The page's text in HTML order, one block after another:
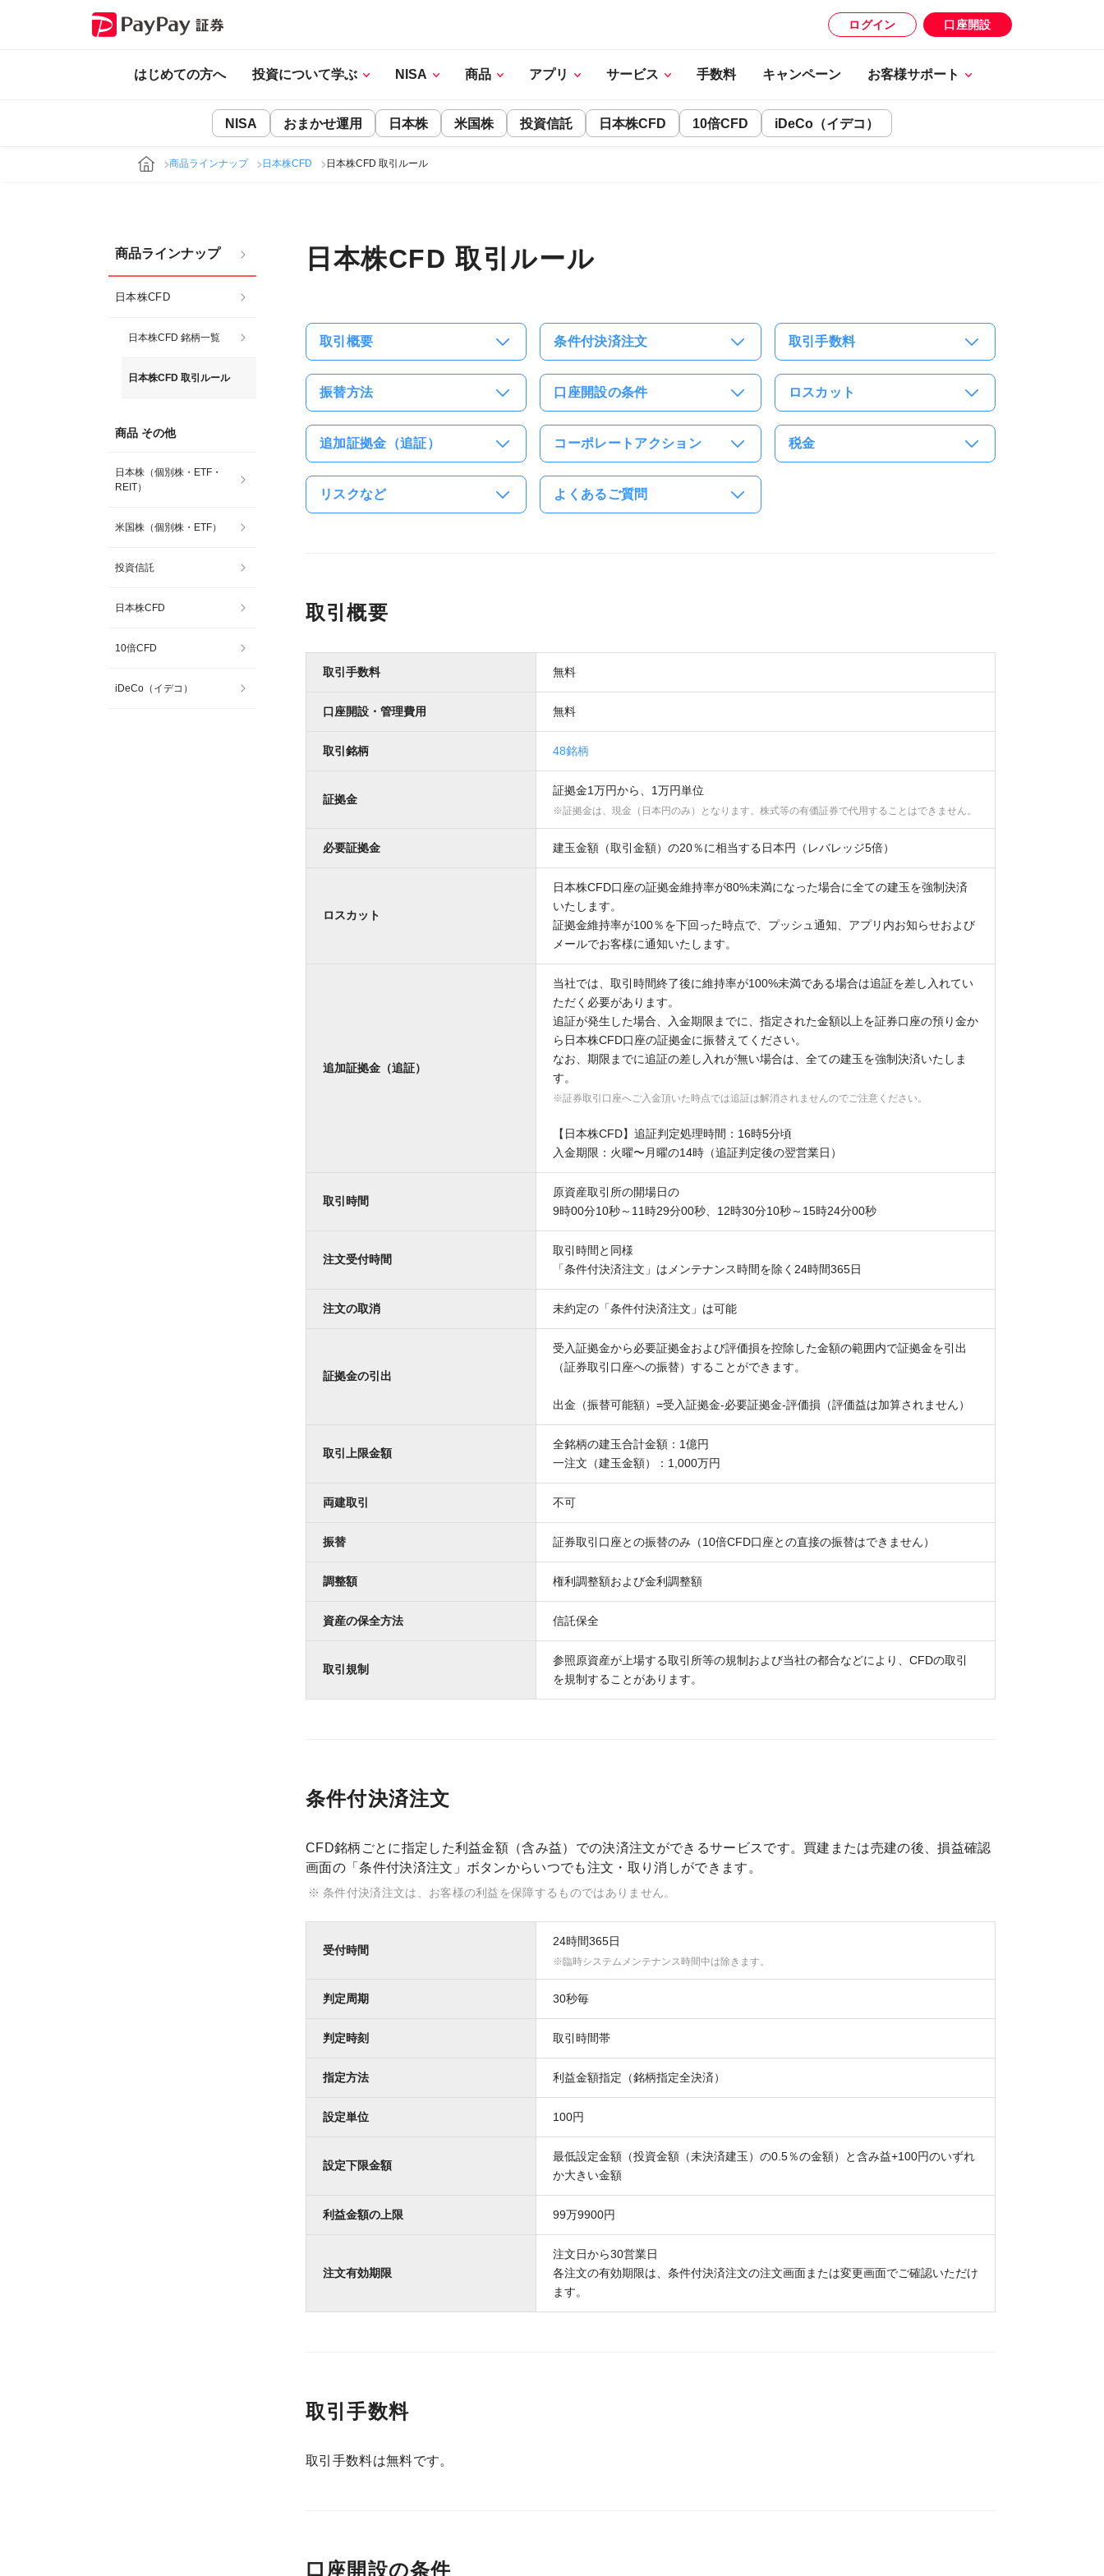
ログイン 口座開設
はじめての方へ 投資について学ぶ NISA 商品 アプリ サービス 手数料 キャンペーン お客様サポート
NISA おまかせ運用 日本株 米国株 投資信託 日本株CFD 10倍CFD iDeCo（イデコ）
商品ラインナップ 日本株CFD 日本株CFD 取引ルール
商品ラインナップ
日本株CFD
日本株CFD 銘柄一覧
日本株CFD 取引ルール
商品 その他
日本株（個別株・ETF・
REIT）
米国株（個別株・ETF）
投資信託
日本株CFD
10倍CFD
iDeCo（イデコ）
日本株CFD 取引ルール
取引概要 条件付決済注文 取引手数料
振替方法 口座開設の条件 ロスカット
追加証拠金（追証） コーポレートアクション 税金
リスクなど よくあるご質問
取引概要
取引手数料 無料
口座開設・管理費用 無料
取引銘柄 48銘柄
証拠金
証拠金1万円から、1万円単位
証拠金は、現金（日本円のみ）となります。株式等の有価証券で代用することはできません。
必要証拠金 建玉金額（取引金額）の20％に相当する日本円（レバレッジ5倍）
ロスカット
日本株CFD口座の証拠金維持率が80%未満になった場合に全ての建玉を強制決済
いたします。
証拠金維持率が100％を下回った時点で、プッシュ通知、アプリ内お知らせおよび
メールでお客様に通知いたします。
追加証拠金（追証）
当社では、取引時間終了後に維持率が100%未満である場合は追証を差し入れてい
ただく必要があります。
追証が発生した場合、入金期限までに、指定された金額以上を証券口座の預り金か
ら日本株CFD口座の証拠金に振替えてください。
なお、期限までに追証の差し入れが無い場合は、全ての建玉を強制決済いたしま
す。
証券取引口座へご入金頂いた時点では追証は解消されませんのでご注意ください。
【日本株CFD】追証判定処理時間：16時5分頃
入金期限：火曜〜月曜の14時（追証判定後の翌営業日）
取引時間
原資産取引所の開場日の
9時00分10秒～11時29分00秒、12時30分10秒～15時24分00秒
注文受付時間
取引時間と同様
「条件付決済注文」はメンテナンス時間を除く24時間365日
注文の取消 未約定の「条件付決済注文」は可能
証拠金の引出
受入証拠金から必要証拠金および評価損を控除した金額の範囲内で証拠金を引出
（証券取引口座への振替）することができます。
出金（振替可能額）=受入証拠金-必要証拠金-評価損（評価益は加算されません）
取引上限金額
全銘柄の建玉合計金額：1億円
一注文（建玉金額）：1,000万円
両建取引 不可
振替 証券取引口座との振替のみ（10倍CFD口座との直接の振替はできません）
調整額 権利調整額および金利調整額
資産の保全方法 信託保全
取引規制
参照原資産が上場する取引所等の規制および当社の都合などにより、CFDの取引
を規制することがあります。
条件付決済注文
CFD銘柄ごとに指定した利益金額（含み益）での決済注文ができるサービスです。買建または売建の後、損益確認
画面の「条件付決済注文」ボタンからいつでも注文・取り消しができます。
条件付決済注文は、お客様の利益を保障するものではありません。
受付時間
24時間365日
臨時システムメンテナンス時間中は除きます。
判定周期 30秒毎
判定時刻 取引時間帯
指定方法 利益金額指定（銘柄指定全決済）
設定単位 100円
設定下限金額
最低設定金額（投資金額（未決済建玉）の0.5％の金額）と含み益+100円のいずれ
か大きい金額
利益金額の上限 99万9900円
注文有効期限
注文日から30営業日
各注文の有効期限は、条件付決済注文の注文画面または変更画面でご確認いただけ
ます。
取引手数料
取引手数料は無料です。
口座開設の条件